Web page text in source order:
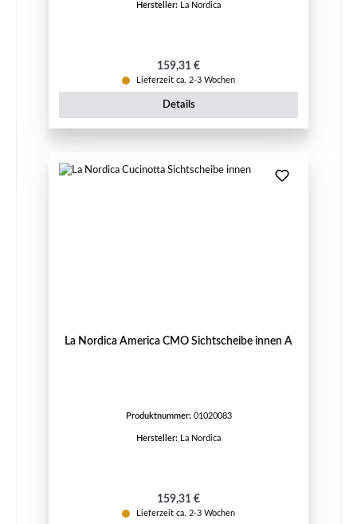
Hersteller: La Nordica
Regulärer Preis:
159,31 €
Lieferzeit ca. 2-3 Wochen
Details
La Nordica America CMO Sichtscheibe innen A
Produktnummer: 01020083
Hersteller: La Nordica
Regulärer Preis:
159,31 €
Lieferzeit ca. 2-3 Wochen